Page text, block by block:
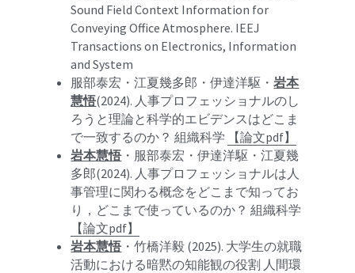
Sound Field Context Information for
Conveying Office Atmosphere. IEEJ
Transactions on Electronics, Information
and System
服部泰宏・江夏幾多郎・伊達洋駆・岩本
慧悟(2024). 人事プロフェッショナルのし
ろうと理論と科学的エビデンスはどこま
で一致するのか？ 組織科学
【論文pdf】
岩本慧悟・服部泰宏・伊達洋駆・江夏幾
多郎(2024). 人事プロフェッショナルは人
事管理に関わる概念をどこまで知ってお
【論文pdf】
岩本慧悟・竹橋洋毅 (2025). 大学生の就職
活動における暗黙の知能観の役割 人間環